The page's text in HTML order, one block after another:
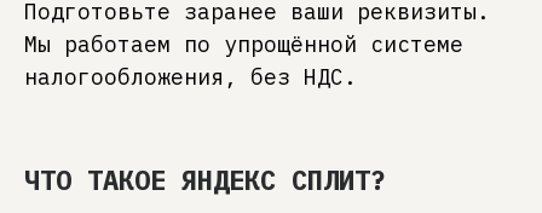
Подготовьте заранее ваши реквизиты.
Мы работаем по упрощённой системе
налогообложения, без НДС.
ЧТО ТАКОЕ ЯНДЕКС СПЛИТ?